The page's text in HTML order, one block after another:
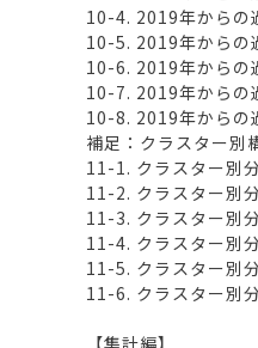
10-4. 2019年からの
10-5. 2019年からの
10-6. 2019年からの
10-7. 2019年からの
10-8. 2019年からの
補足：クラスター別
11-1. クラスター別
11-2. クラスター別
11-3. クラスター別
11-4. クラスター別
11-5. クラスター別
11-6. クラスター別
【集計編】